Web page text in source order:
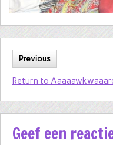
Previous
Return to
Geef een